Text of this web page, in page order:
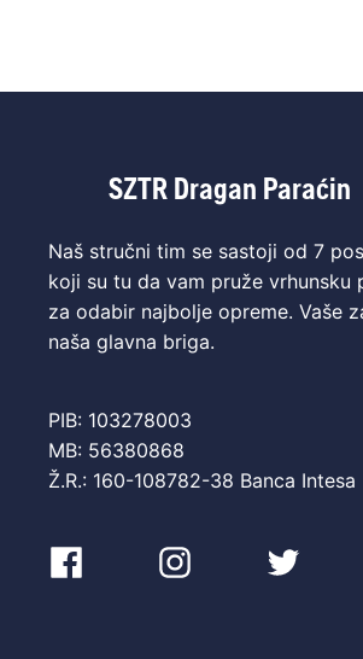
SZTR Dragan Paraćin
Naš stručni tim se sastoji od 7
koji su tu da vam pruže vrhunsku
za odabir najbolje opreme. Vaše
naša glavna briga.
PIB: 103278003
MB: 56380868
Ž.R.: 160-108782-38 Banca Intesa